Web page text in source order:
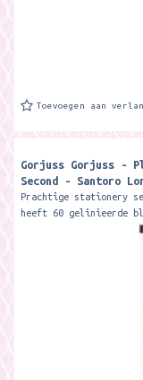
Toevoegen aan
Gorjuss Gorjuss -
Second - Santoro
Prachtige stationery
heeft 60 gelinieerde